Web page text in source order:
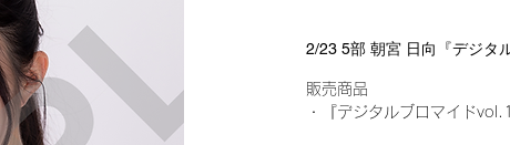
2/23 5部 朝宮 日向『デジタ
販売商品
・『デジタルブロマイド